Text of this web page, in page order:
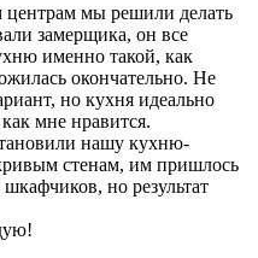
центрам мы решили делать
замерщика, он все
именно такой, как
окончательно. Не
но кухня идеально
мне нравится.
нашу кухню-
стенам, им пришлось
но результат